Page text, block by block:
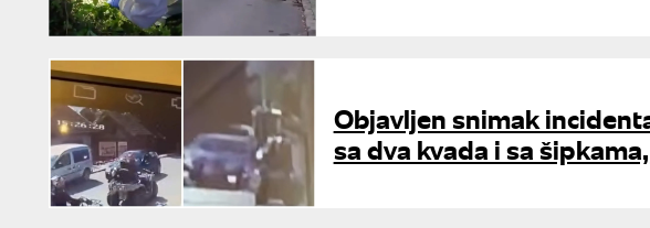
Objavljen snimak
sa dva kvada i sa